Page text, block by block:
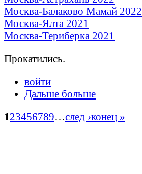
Москва-Балаково Мамай 2022
Москва-Ялта 2021
Москва-Териберка 2021
Прокатились.
войти
Дальше больше
123456789…след ›конец »